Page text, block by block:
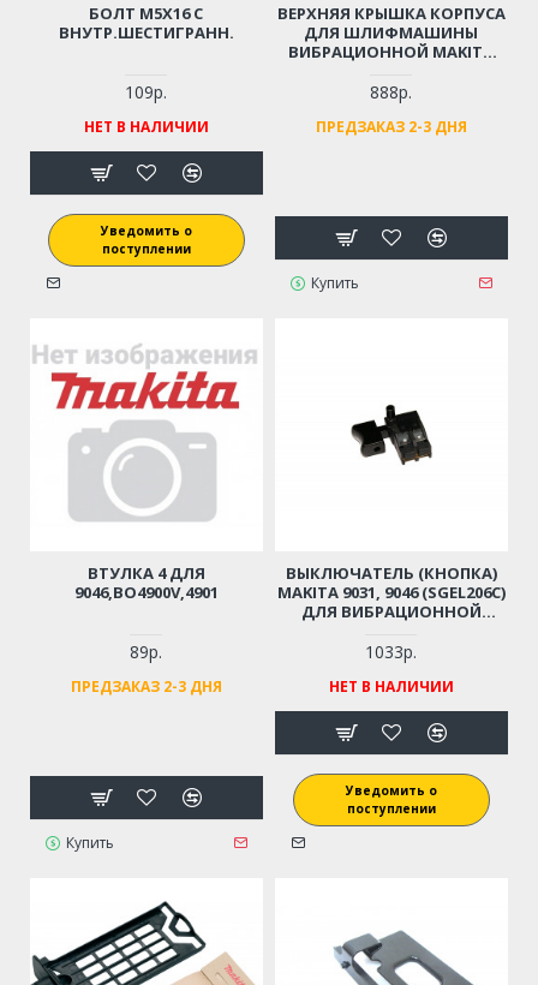
БОЛТ M5Х16 С
ВНУТР.ШЕСТИГРАНН.
109р.
НЕТ В НАЛИЧИИ
Уведомить о
поступлении
ВЕРХНЯЯ КРЫШКА КОРПУСА
ДЛЯ ШЛИФМАШИНЫ
ВИБРАЦИОННОЙ MAKITA
888р.
ПРЕДЗАКАЗ 2-3 ДНЯ
Купить
ВТУЛКА 4 ДЛЯ
9046,BO4900V,4901
89р.
ПРЕДЗАКАЗ 2-3 ДНЯ
Купить
ВЫКЛЮЧАТЕЛЬ (КНОПКА)
MAKITA 9031, 9046 (SGEL206C)
ДЛЯ ВИБРАЦИОННОЙ
(ОРИГИНАЛ) 651263-7
1033р.
НЕТ В НАЛИЧИИ
Уведомить о
поступлении